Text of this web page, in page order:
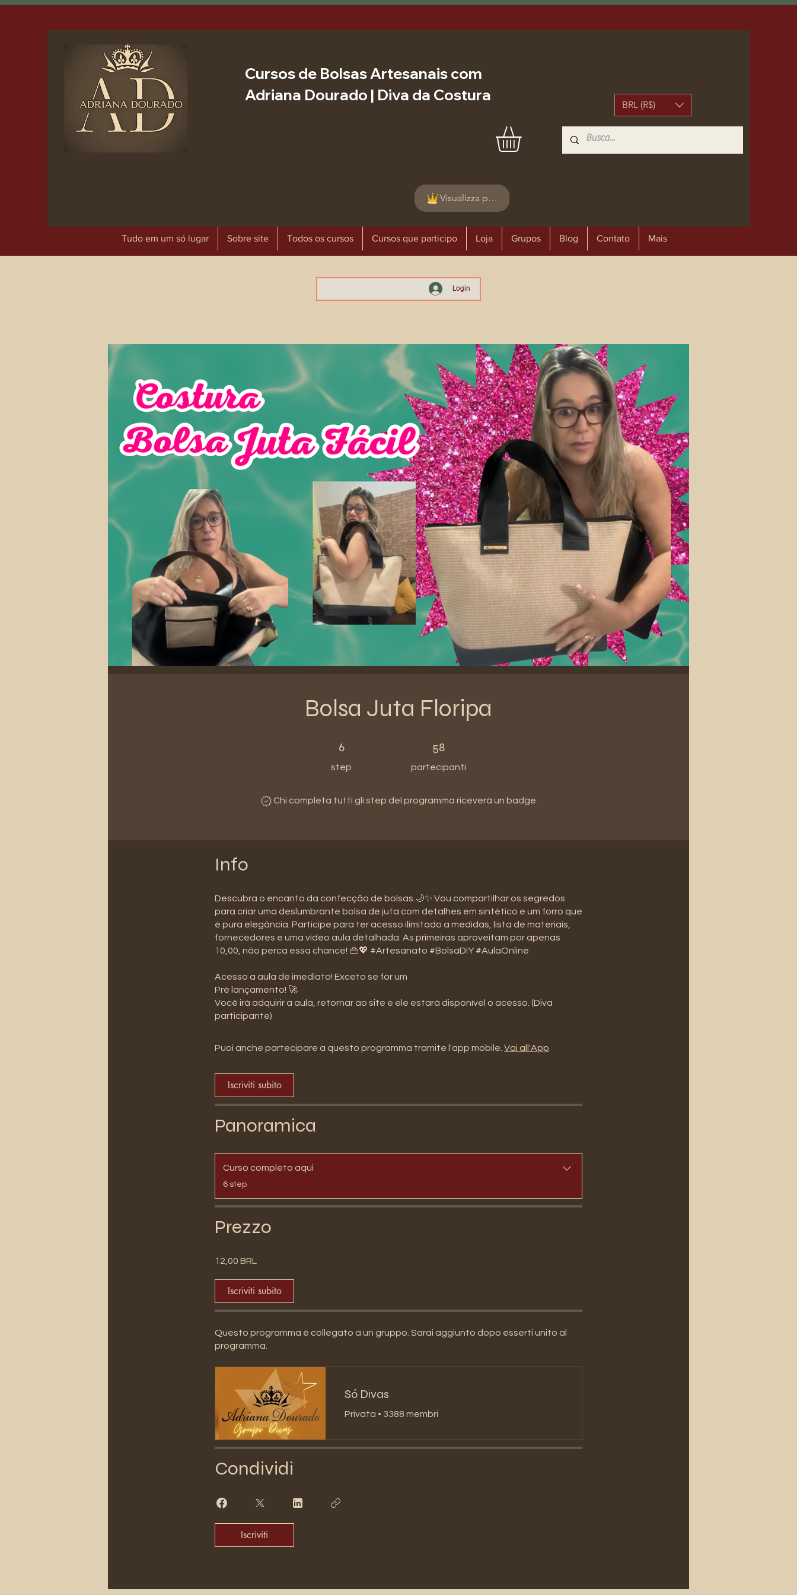
Cursos de Bolsas Artesanais com
Adriana Dourado | Diva da Costura
BRL (R$)
Visualizza punti
Tudo em um só lugar Sobre site Todos os cursos Cursos que participo Loja Grupos Blog Contato Mais
Login
Bolsa Juta Floripa
6
step
6 step 58
partecipanti
58 partecipanti
Chi completa tutti gli step del programma riceverà un badge.
Info
Descubra o encanto da confecção de bolsas.🌙✨ Vou compartilhar os segredos
para criar uma deslumbrante bolsa de juta com detalhes em sintético e um forro que
é pura elegância. Participe para ter acesso ilimitado a medidas, lista de materiais,
fornecedores e uma vídeo aula detalhada. As primeiras aproveitam por apenas
10,00, não perca essa chance! 👜💖 #Artesanato #BolsaDIY #AulaOnline
Acesso a aula de imediato! Exceto se for um
Pré lançamento! 🚀
Você irá adquirir a aula, retornar ao site e ele estará disponível o acesso. (Diva
participante)
Puoi anche partecipare a questo programma tramite l'app mobile. Vai all'App
Iscriviti subito
Panoramica
Curso completo aqui
.6 step
Prezzo
12,00 BRL
Iscriviti subito
Questo programma è collegato a un gruppo. Sarai aggiunto dopo esserti unito al
programma.
Só Divas
Privata • 3388 membri
Condividi
Iscriviti